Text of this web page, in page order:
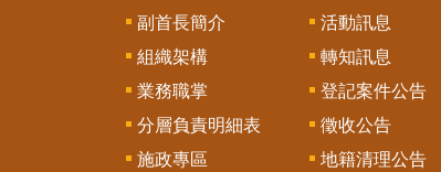
副首長簡介
組織架構
業務職掌
分層負責明細表
施政專區
活動訊息
轉知訊息
登記案件公告
徵收公告
地籍清理公告